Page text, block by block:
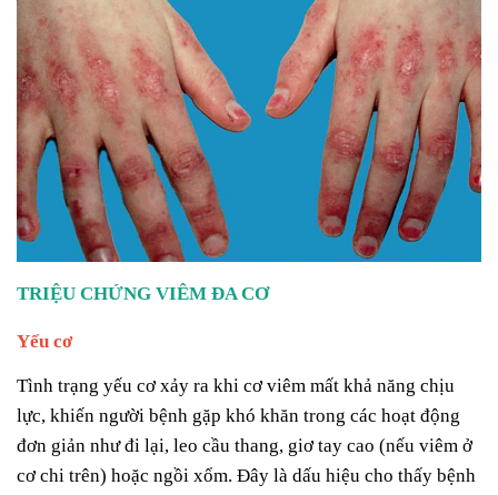
TRIỆU CHỨNG VIÊM ĐA CƠ
Yếu cơ
Tình trạng yếu cơ xảy ra khi cơ viêm mất khả năng chịu
lực, khiến người bệnh gặp khó khăn trong các hoạt động
đơn giản như đi lại, leo cầu thang, giơ tay cao (nếu viêm ở
cơ chi trên) hoặc ngồi xổm. Đây là dấu hiệu cho thấy bệnh